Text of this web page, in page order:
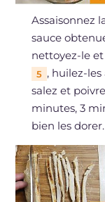
Assaisonnez
sauce
nettoyez-le
5 , huilez-
salez et
minutes, 3
bien les dorer.